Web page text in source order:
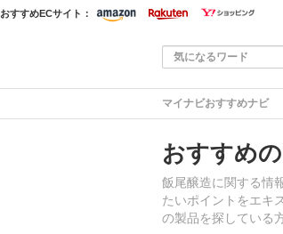
おすすめECサイト：
マイナビおすすめナビ
おすすめ
飯尾醸造に関する情
たいポイントをエキ
の製品を探している